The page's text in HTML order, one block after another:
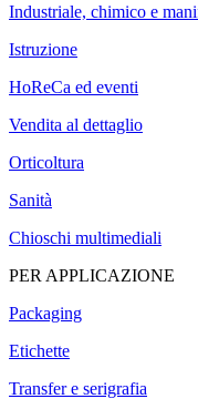
Industriale, chimico e
Istruzione
HoReCa ed eventi
Vendita al dettaglio
Orticoltura
Sanità
Chioschi multimediali
PER APPLICAZIONE
Packaging
Etichette
Transfer e serigrafia